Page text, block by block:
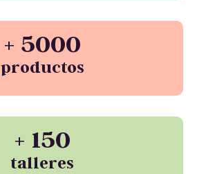
+ 5000
productos
+ 150
talleres